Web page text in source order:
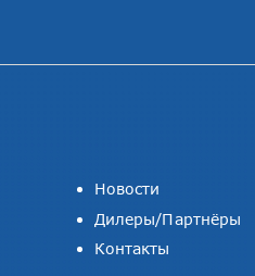
Новости
Дилеры/Партнёры
Контакты